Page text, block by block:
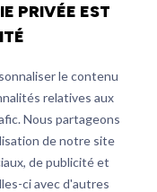
PRIVÉE EST
le contenu
relatives aux
Nous partageons
de notre site
de publicité et
ci avec d'autres